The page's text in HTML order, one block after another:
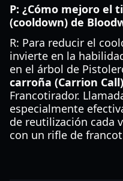
P: ¿Cómo mejoro el
(cooldown) de
R: Para reducir el
invierte en la
en el árbol de
carroña (Carrion Call)
Francotirador.
especialmente
de reutilización cada
con un rifle de